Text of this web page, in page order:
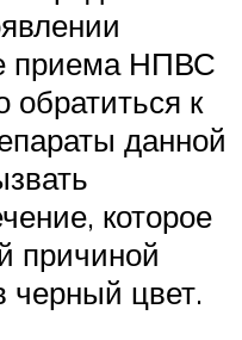
приема НПВС
обратиться к
данной
которое
причиной
черный цвет.